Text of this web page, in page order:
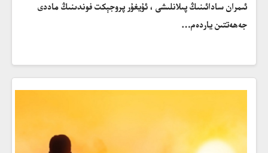
ئىمران سادائىنىڭ پىلانلىشى ، ئۇيغۇر پروجېكت فوندىنىڭ ماددى
جەھەتتىن ياردەم…